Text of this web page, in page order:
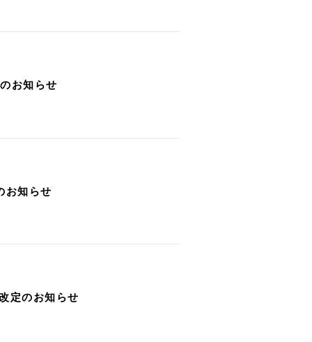
お知らせ
お知らせ
定のお知らせ